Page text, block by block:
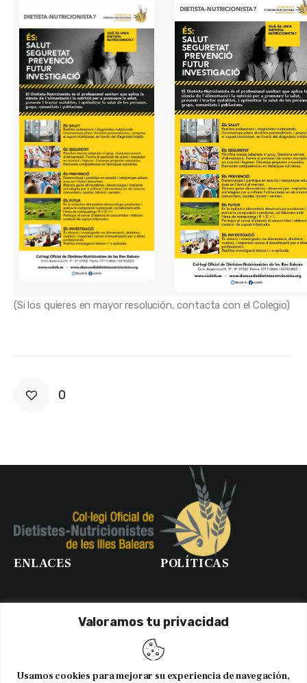
Valoramos tu privacidad
Usamos cookies para mejorar su experiencia de navegación,
(Si los quieres en mayor resolución, contacta con el Colegio)
0
ENLACES POLÍTICAS